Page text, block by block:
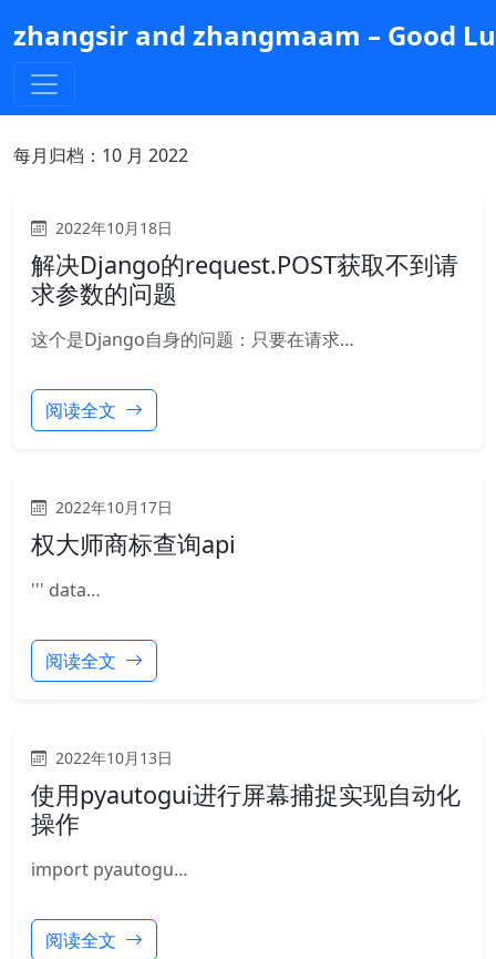
到
主
内
容
zhangsir and zhangmaam – Good
每月归档： 10 月 2022
2022年10月18日
解决Django的request.POST获取不到请
求参数的问题
这个是Django自身的问题：只要在请求…
阅读全文
2022年10月17日
权大师商标查询api
''' data…
阅读全文
2022年10月13日
使用pyautogui进行屏幕捕捉实现自动化
操作
import pyautogu…
阅读全文